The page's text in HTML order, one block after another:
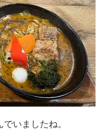
いましたね。